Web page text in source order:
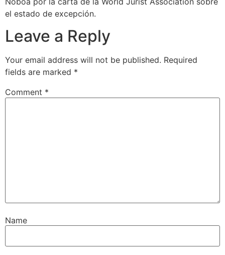
el estado de excepción.
Leave a Reply
Your email address will not be published. Required
fields are marked *
Comment *
Name